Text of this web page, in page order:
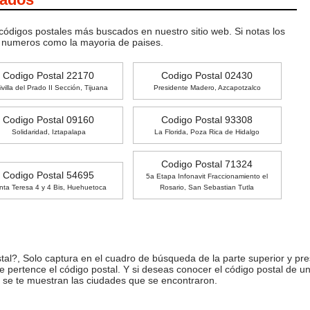
postales más buscados en nuestro sitio web. Si notas los
como la mayoria de paises.
Codigo Postal 22170
del Prado II Sección, Tijuana
Codigo Postal 02430
Presidente Madero, Azcapotzalco
Codigo Postal 09160
Solidaridad, Iztapalapa
Codigo Postal 93308
La Florida, Poza Rica de Hidalgo
Codigo Postal 54695
Teresa 4 y 4 Bis, Huehuetoca
Codigo Postal 71324
5a Etapa Infonavit Fraccionamiento el
Rosario, San Sebastian Tutla
Solo captura en el cuadro de búsqueda de la parte superior y
pertence el código postal. Y si deseas conocer el código postal de
te muestran las ciudades que se encontraron.